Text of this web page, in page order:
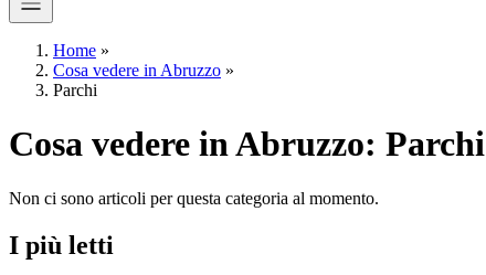
Home »
Cosa vedere in Abruzzo »
Parchi
Cosa vedere in Abruzzo: Parchi
Non ci sono articoli per questa categoria al momento.
I più letti